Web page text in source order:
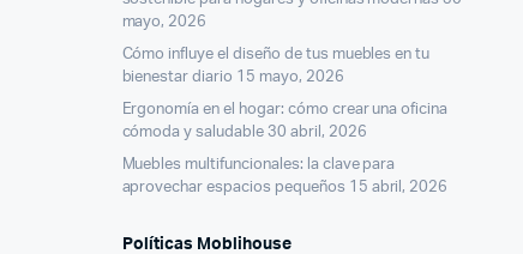
mayo, 2026
Cómo influye el diseño de tus muebles en tu
bienestar diario 15 mayo, 2026
Ergonomía en el hogar: cómo crear una oficina
cómoda y saludable 30 abril, 2026
Muebles multifuncionales: la clave para
aprovechar espacios pequeños 15 abril, 2026
Políticas Moblihouse